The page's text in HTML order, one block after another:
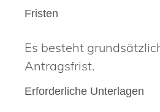
Fristen
Es besteht
Antragsfrist.
Erforderliche Unterlagen